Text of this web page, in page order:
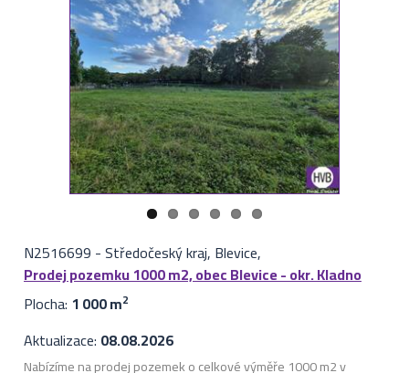
N2516699 -Středočeský kraj, Blevice,
Prodej pozemku 1000 m2, obec Blevice - okr. Kladno
Plocha: 1 000 m2
Aktualizace: 08.08.2026
Nabízíme na prodej pozemek o celkové výměře 1000 m2 v